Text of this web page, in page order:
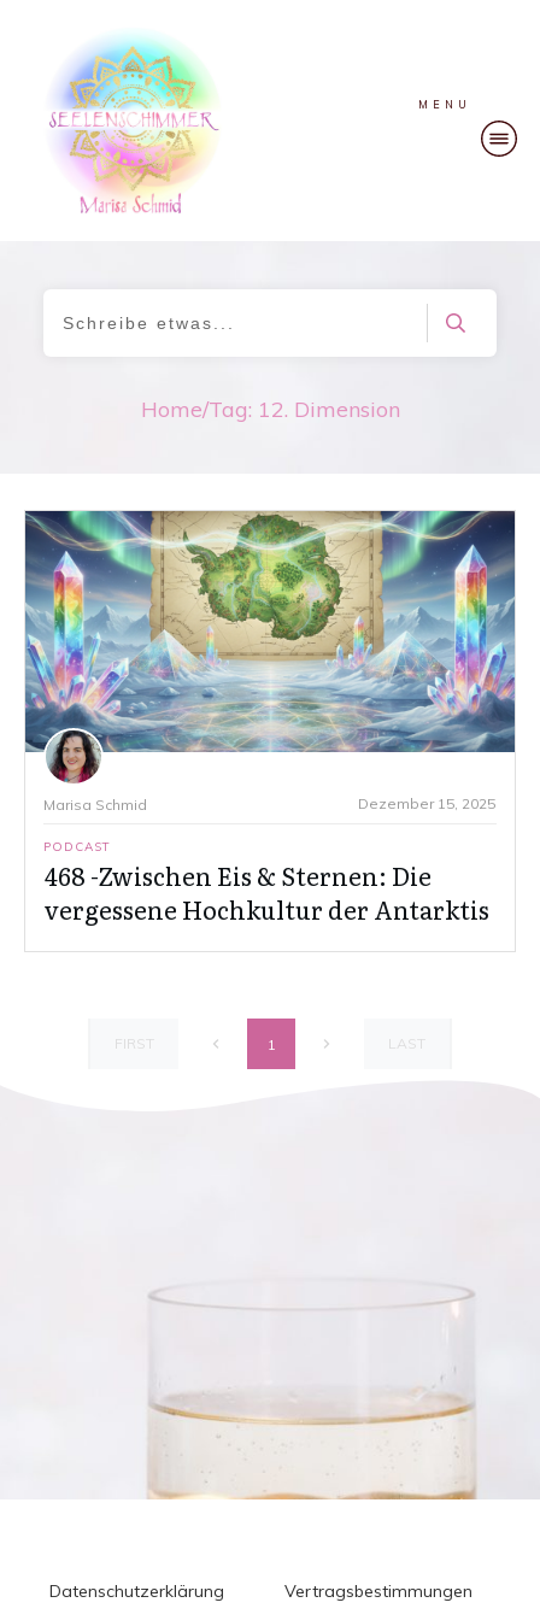
MENU
Home/Tag: 12. Dimension
Marisa Schmid Dezember 15, 2025
PODCAST
468 -Zwischen Eis & Sternen: Die
vergessene Hochkultur der Antarktis
FIRST 1 LAST
Datenschutzerklärung
Vertragsbestimmungen